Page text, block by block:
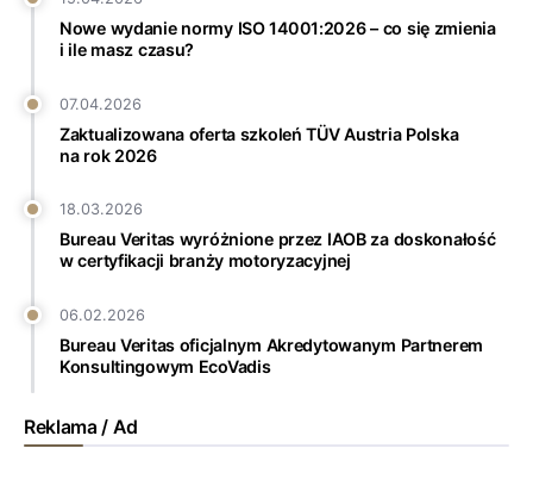
Nowe wydanie normy ISO 14001:2026 – co się zmienia
i ile masz czasu?
07.04.2026
Zaktualizowana oferta szkoleń TÜV Austria Polska
na rok 2026
18.03.2026
Bureau Veritas wyróżnione przez IAOB za doskonałość
w certyfikacji branży motoryzacyjnej
06.02.2026
Bureau Veritas oficjalnym Akredytowanym Partnerem
Konsultingowym EcoVadis
Reklama / Ad